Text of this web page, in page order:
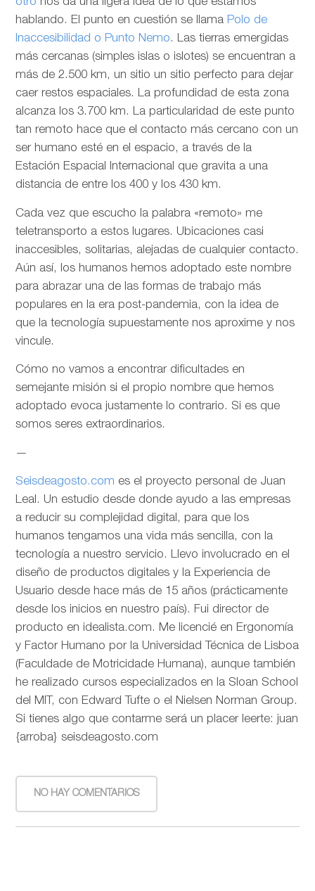
otro nos da una ligera idea de lo que estamos
hablando. El punto en cuestión se llama Polo de
Inaccesibilidad o Punto Nemo. Las tierras emergidas
más cercanas (simples islas o islotes) se encuentran a
más de 2.500 km, un sitio un sitio perfecto para dejar
caer restos espaciales. La profundidad de esta zona
alcanza los 3.700 km. La particularidad de este punto
tan remoto hace que el contacto más cercano con un
ser humano esté en el espacio, a través de la
Estación Espacial Internacional que gravita a una
distancia de entre los 400 y los 430 km.
Cada vez que escucho la palabra «remoto» me
teletransporto a estos lugares. Ubicaciones casi
inaccesibles, solitarias, alejadas de cualquier contacto.
Aún así, los humanos hemos adoptado este nombre
para abrazar una de las formas de trabajo más
populares en la era post-pandemia, con la idea de
que la tecnología supuestamente nos aproxime y nos
vincule.
Cómo no vamos a encontrar dificultades en
semejante misión si el propio nombre que hemos
adoptado evoca justamente lo contrario. Si es que
somos seres extraordinarios.
—
Seisdeagosto.com es el proyecto personal de Juan
Leal. Un estudio desde donde ayudo a las empresas
a reducir su complejidad digital, para que los
humanos tengamos una vida más sencilla, con la
tecnología a nuestro servicio. Llevo involucrado en el
diseño de productos digitales y la Experiencia de
Usuario desde hace más de 15 años (prácticamente
desde los inicios en nuestro país). Fui director de
producto en idealista.com. Me licencié en Ergonomía
y Factor Humano por la Universidad Técnica de Lisboa
(Faculdade de Motricidade Humana), aunque también
he realizado cursos especializados en la Sloan School
del MIT, con Edward Tufte o el Nielsen Norman Group.
Si tienes algo que contarme será un placer leerte: juan
{arroba} seisdeagosto.com
NO HAY COMENTARIOS